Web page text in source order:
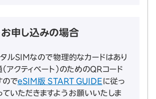
申し込みの場合
ルSIMなので物理的なカードはあり
アクティベート）のためのQRコード
のでeSIM版 START GUIDEに従っ
いただきますようお願いいたしま